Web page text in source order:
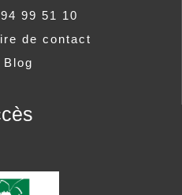
99 51 10
de contact
Blog